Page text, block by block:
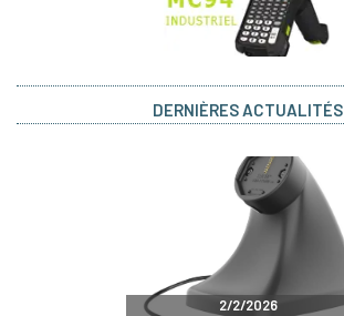
DERNIÈRES ACTUALITÉS
2/2/2026